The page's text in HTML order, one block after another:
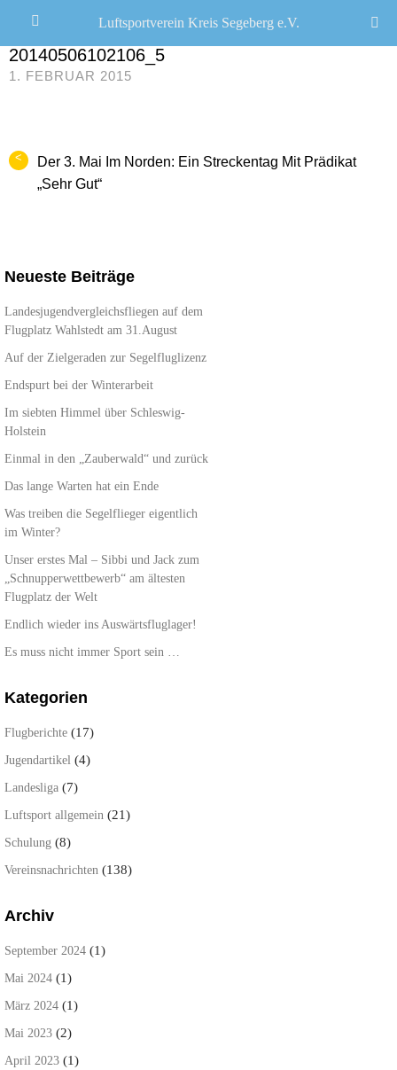
CHRISTOPH R. SCHWARZ
20140506102106_5
1. FEBRUAR 2015
<
Der 3. Mai Im Norden: Ein Streckentag Mit Prädikat
„Sehr Gut“
Neueste Beiträge
Landesjugendvergleichsfliegen auf dem
Flugplatz Wahlstedt am 31.August
Auf der Zielgeraden zur Segelfluglizenz
Endspurt bei der Winterarbeit
Im siebten Himmel über Schleswig-
Holstein
Einmal in den „Zauberwald“ und zurück
Das lange Warten hat ein Ende
Was treiben die Segelflieger eigentlich
im Winter?
Unser erstes Mal – Sibbi und Jack zum
„Schnupperwettbewerb“ am ältesten
Flugplatz der Welt
Endlich wieder ins Auswärtsfluglager!
Es muss nicht immer Sport sein …
Kategorien
Flugberichte (17)
Jugendartikel (4)
Landesliga (7)
Luftsport allgemein (21)
Schulung (8)
Vereinsnachrichten (138)
Archiv
September 2024 (1)
Mai 2024 (1)
März 2024 (1)
Mai 2023 (2)
April 2023 (1)
Luftsportverein Kreis Segeberg e.V.